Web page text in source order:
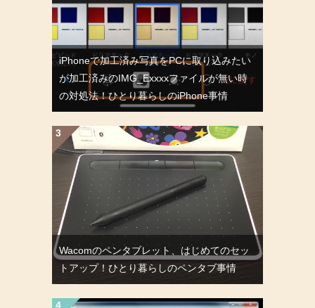
iPhoneで加工済み写真をPCに取り込みたい
が加工済みのIMG_Exxxxファイルが無い時
の対処法！ひとり暮らしのiPhone事情
Wacomのペンタブレット、はじめてのセッ
トアップ！ひとり暮らしのペンタブ事情